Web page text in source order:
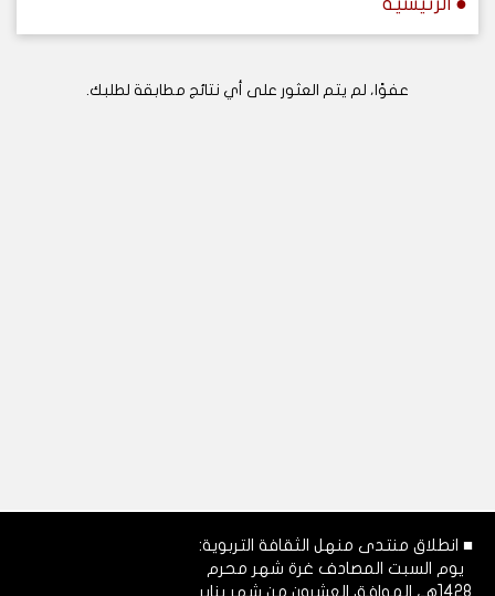
عفوًا، لم يتم العثور على أي نتائج مطابقة لطلبك.
■ انطلاق منتدى منهل الثقافة التربوية:
يوم السبت المصادف غرة شهر محرم
1428هـ، الموافق العشرون من شهر يناير